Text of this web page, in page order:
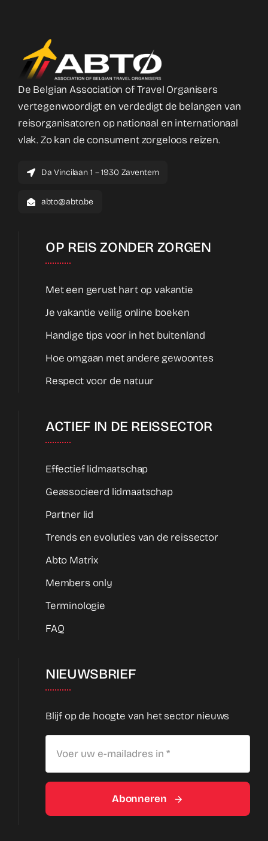
De Belgian Association of Travel Organisers
vertegenwoordigt en verdedigt de belangen van
reisorganisatoren op nationaal en internationaal
vlak. Zo kan de consument zorgeloos reizen.
Da Vincilaan 1 – 1930 Zaventem
abto@abto.be
OP REIS ZONDER ZORGEN
Met een gerust hart op vakantie
Je vakantie veilig online boeken
Handige tips voor in het buitenland
Hoe omgaan met andere gewoontes
Respect voor de natuur
ACTIEF IN DE REISSECTOR
Effectief lidmaatschap
Geassocieerd lidmaatschap
Partner lid
Trends en evoluties van de reissector
Abto Matrix
Members only
Terminologie
FAQ
NIEUWSBRIEF
Blijf op de hoogte van het sector nieuws
Abonneren